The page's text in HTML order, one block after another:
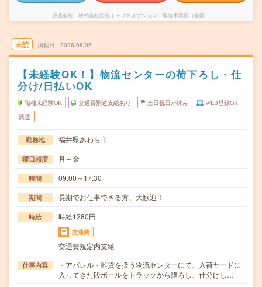
派遣会社 株式会社綜合キャリアオプション 製造事業部（全国）
未読 掲載日 2026/08/05
【未経験OK！】物流センターの荷下ろし・仕
分け/日払いOK
職種未経験OK 交通費別途支給あり 土日祝日が休み WEB登録OK
派遣
勤務地 福井県あわら市
曜日頻度 月～金
時間 09:00～17:30
期間 長期でお仕事できる方、大歓迎！
時給 時給1280円
交通費
交通費規定内支給
仕事内容
・アパレル・雑貨を扱う物流センターにて、入荷ヤードに
入ってきた段ボールをトラックから降ろし、仕分けし…